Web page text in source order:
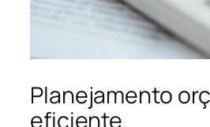
Planejamento
eficiente